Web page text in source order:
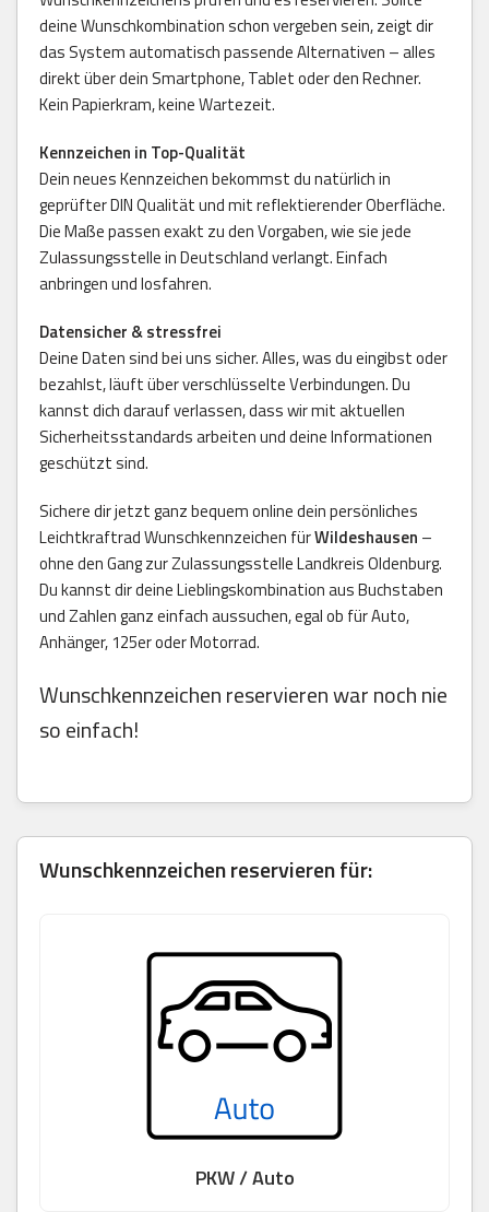
deine Wunschkombination schon vergeben sein, zeigt dir
das System automatisch passende Alternativen – alles
direkt über dein Smartphone, Tablet oder den Rechner.
Kein Papierkram, keine Wartezeit.
Kennzeichen in Top-Qualität
Dein neues Kennzeichen bekommst du natürlich in
geprüfter DIN Qualität und mit reflektierender Oberfläche.
Die Maße passen exakt zu den Vorgaben, wie sie jede
Zulassungsstelle in Deutschland verlangt. Einfach
anbringen und losfahren.
Datensicher & stressfrei
Deine Daten sind bei uns sicher. Alles, was du eingibst oder
bezahlst, läuft über verschlüsselte Verbindungen. Du
kannst dich darauf verlassen, dass wir mit aktuellen
Sicherheitsstandards arbeiten und deine Informationen
geschützt sind.
Sichere dir jetzt ganz bequem online dein persönliches
Leichtkraftrad Wunschkennzeichen fürWildeshausen –
ohne den Gang zur Zulassungsstelle Landkreis Oldenburg.
Du kannst dir deine Lieblingskombination aus Buchstaben
und Zahlen ganz einfach aussuchen, egal ob für Auto,
Anhänger, 125er oder Motorrad.
Wunschkennzeichen reservieren war noch nie
so einfach!
Wunschkennzeichen reservieren für:
PKW / Auto